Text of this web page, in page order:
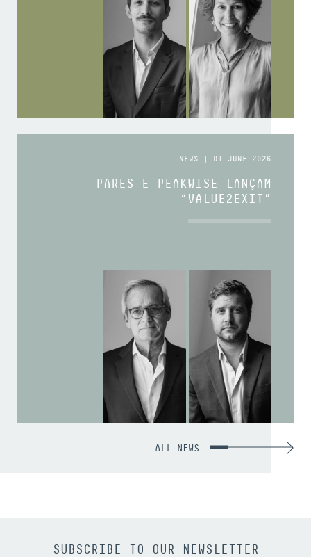
NEWS | 01 JUNE 2026
PARES E PEAKWISE LANÇAM
“VALUE2EXIT”
ALL NEWS
SUBSCRIBE TO OUR NEWSLETTER